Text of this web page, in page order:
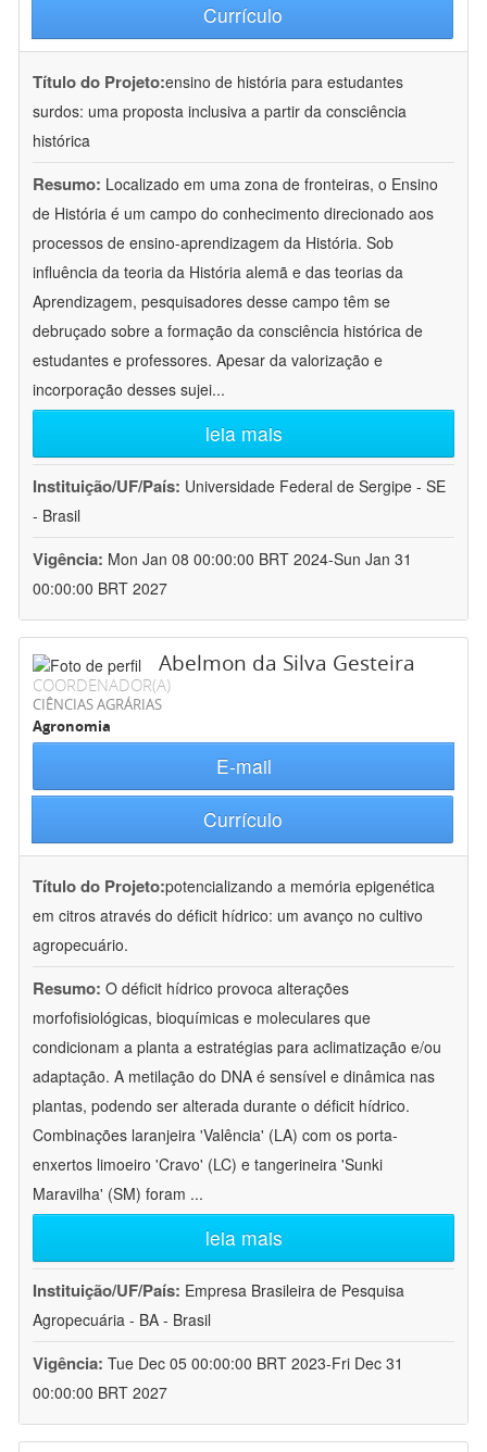
Currículo
Título do Projeto:ensino de história para estudantes
surdos: uma proposta inclusiva a partir da consciência
histórica
Resumo: Localizado em uma zona de fronteiras, o Ensino
de História é um campo do conhecimento direcionado aos
processos de ensino-aprendizagem da História. Sob
influência da teoria da História alemã e das teorias da
Aprendizagem, pesquisadores desse campo têm se
debruçado sobre a formação da consciência histórica de
estudantes e professores. Apesar da valorização e
incorporação desses sujei...
leia mais
Instituição/UF/País: Universidade Federal de Sergipe - SE
- Brasil
Vigência: Mon Jan 08 00:00:00 BRT 2024-Sun Jan 31
00:00:00 BRT 2027
Abelmon da Silva Gesteira
COORDENADOR(A)
CIÊNCIAS AGRÁRIAS
Agronomia
E-mail
Currículo
Título do Projeto:potencializando a memória epigenética
em citros através do déficit hídrico: um avanço no cultivo
agropecuário.
Resumo: O déficit hídrico provoca alterações
morfofisiológicas, bioquímicas e moleculares que
condicionam a planta a estratégias para aclimatização e/ou
adaptação. A metilação do DNA é sensível e dinâmica nas
plantas, podendo ser alterada durante o déficit hídrico.
Combinações laranjeira 'Valência' (LA) com os porta-
enxertos limoeiro 'Cravo' (LC) e tangerineira 'Sunki
Maravilha' (SM) foram ...
leia mais
Instituição/UF/País: Empresa Brasileira de Pesquisa
Agropecuária - BA - Brasil
Vigência: Tue Dec 05 00:00:00 BRT 2023-Fri Dec 31
00:00:00 BRT 2027